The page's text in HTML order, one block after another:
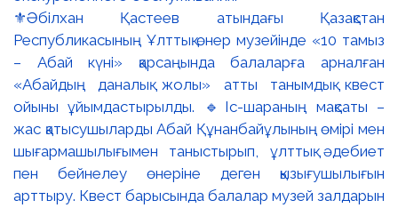
⚜️Әбілхан Қастеев атындағы Қазақстан
Республикасының Ұлттық өнер музейінде «10 тамыз
– Абай күні» қарсаңында балаларға арналған
«Абайдың даналық жолы» атты танымдық квест
ойыны ұйымдастырылды. 🔹Іс-шараның мақсаты –
жас қатысушыларды Абай Құнанбайұлының өмірі мен
шығармашылығымен таныстырып, ұлттық әдебиет
пен бейнелеу өнеріне деген қызығушылығын
арттыру. Квест барысында балалар музей залдарын